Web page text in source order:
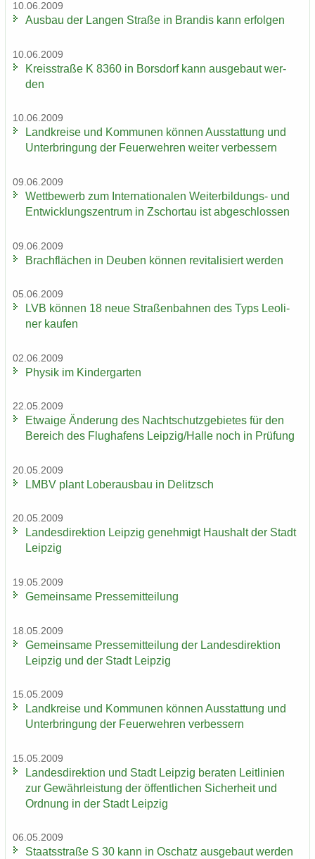
10.06.2009
Aus­bau der Lan­gen Stra­ße in Bran­dis kann er­fol­gen
10.06.2009
Kreis­stra­ße K 8360 in Bors­dorf kann aus­ge­baut wer­
den
10.06.2009
Land­krei­se und Kom­mu­nen kön­nen Aus­stat­tung und
Un­ter­brin­gung der Feu­er­weh­ren wei­ter ver­bes­sern
09.06.2009
Wett­be­werb zum In­ter­na­tio­na­len Weiterbildungs-​ und
Ent­wick­lungs­zen­trum in Zschor­tau ist ab­ge­schlos­sen
09.06.2009
Brach­flä­chen in Deu­ben kön­nen re­vi­ta­li­siert wer­den
05.06.2009
LVB kön­nen 18 neue Stra­ßen­bah­nen des Typs Leo­li­
ner kau­fen
02.06.2009
Phy­sik im Kin­der­gar­ten
22.05.2009
Et­wa­ige Än­de­rung des Nacht­schutz­ge­bie­tes für den
Be­reich des Flug­ha­fens Leip­zig/Halle noch in Prü­fung
20.05.2009
LMBV plant Lober­aus­bau in De­litzsch
20.05.2009
Lan­des­di­rek­ti­on Leip­zig ge­neh­migt Haus­halt der Stadt
Leip­zig
19.05.2009
Ge­mein­sa­me Pres­se­mit­tei­lung
18.05.2009
Ge­mein­sa­me Pres­se­mit­tei­lung der Lan­des­di­rek­ti­on
Leip­zig und der Stadt Leip­zig
15.05.2009
Land­krei­se und Kom­mu­nen kön­nen Aus­stat­tung und
Un­ter­brin­gung der Feu­er­weh­ren ver­bes­sern
15.05.2009
Lan­des­di­rek­ti­on und Stadt Leip­zig be­ra­ten Leit­li­ni­en
zur Ge­währ­leis­tung der öf­fent­li­chen Si­cher­heit und
Ord­nung in der Stadt Leip­zig
06.05.2009
Staats­stra­ße S 30 kann in Oschatz aus­ge­baut wer­den